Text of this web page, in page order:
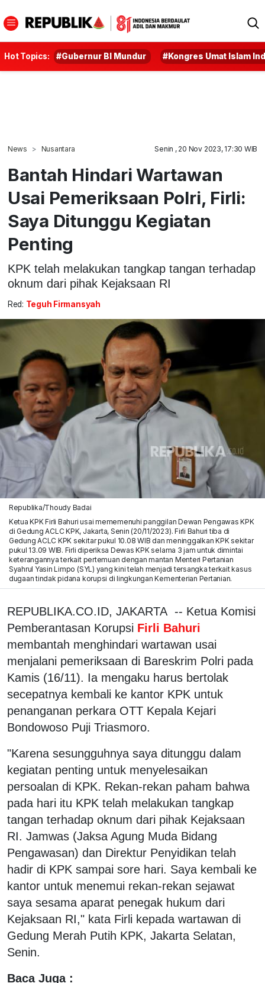
Hot Topics: #Gubernur BI Mundur #Kongres Umat Islam
News Nusantara Senin , 20 Nov 2023, 17:30 WIB
Bantah Hindari Wartawan
Usai Pemeriksaan Polri, Firli:
Saya Ditunggu Kegiatan
Penting
KPK telah melakukan tangkap tangan terhadap
oknum dari pihak Kejaksaan RI
Red: Teguh Firmansyah
Republika/Thoudy Badai
Ketua KPK Firli Bahuri usai mememenuhi panggilan Dewan Pengawas KPK
di Gedung ACLC KPK, Jakarta, Senin (20/11/2023). Firli Bahuri tiba di
Gedung ACLC KPK sekitar pukul 10.08 WIB dan meninggalkan KPK sekitar
pukul 13.09 WIB. Firli diperiksa Dewas KPK selama 3 jam untuk dimintai
keterangannya terkait pertemuan dengan mantan Menteri Pertanian
Syahrul Yasin Limpo (SYL) yang kini telah menjadi tersangka terkait kasus
dugaan tindak pidana korupsi di lingkungan Kementerian Pertanian.
REPUBLIKA.CO.ID, JAKARTA -- Ketua Komisi
Pemberantasan Korupsi Firli Bahuri
membantah menghindari wartawan usai
menjalani pemeriksaan di Bareskrim Polri pada
Kamis (16/11). Ia mengaku harus bertolak
secepatnya kembali ke kantor KPK untuk
penanganan perkara OTT Kepala Kejari
Bondowoso Puji Triasmoro.
"Karena sesungguhnya saya ditunggu dalam
kegiatan penting untuk menyelesaikan
persoalan di KPK. Rekan-rekan paham bahwa
pada hari itu KPK telah melakukan tangkap
tangan terhadap oknum dari pihak Kejaksaan
RI. Jamwas (Jaksa Agung Muda Bidang
Pengawasan) dan Direktur Penyidikan telah
hadir di KPK sampai sore hari. Saya kembali ke
kantor untuk menemui rekan-rekan sejawat
saya sesama aparat penegak hukum dari
Kejaksaan RI," kata Firli kepada wartawan di
Gedung Merah Putih KPK, Jakarta Selatan,
Senin.
Baca Juga :